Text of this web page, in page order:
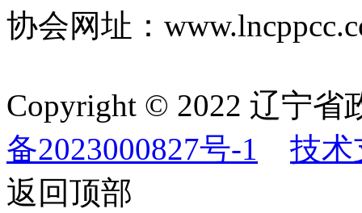
协会网址：
Copyright © 2022 辽宁
备2023000827号-1
技术
返回顶部